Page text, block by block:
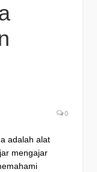
0
adalah alat
mengajar